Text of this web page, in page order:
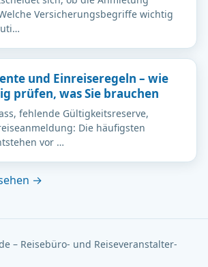
Versicherungsbegriffe wichtig
und Einreiseregeln – wie
prüfen, was Sie brauchen
fehlende Gültigkeitsreserve,
Die häufigsten
vor …
→
– Reisebüro- und Reiseveranstalter-